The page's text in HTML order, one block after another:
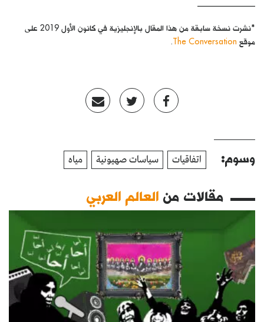
*نشرت نسخة سابقة من هذا المقال بالإنجليزية في كانون الأول 2019 على
موقع The Conversation
.
وسوم: اتفاقيات سياسات صهيونية مياه
مقالات منالعالم العربي